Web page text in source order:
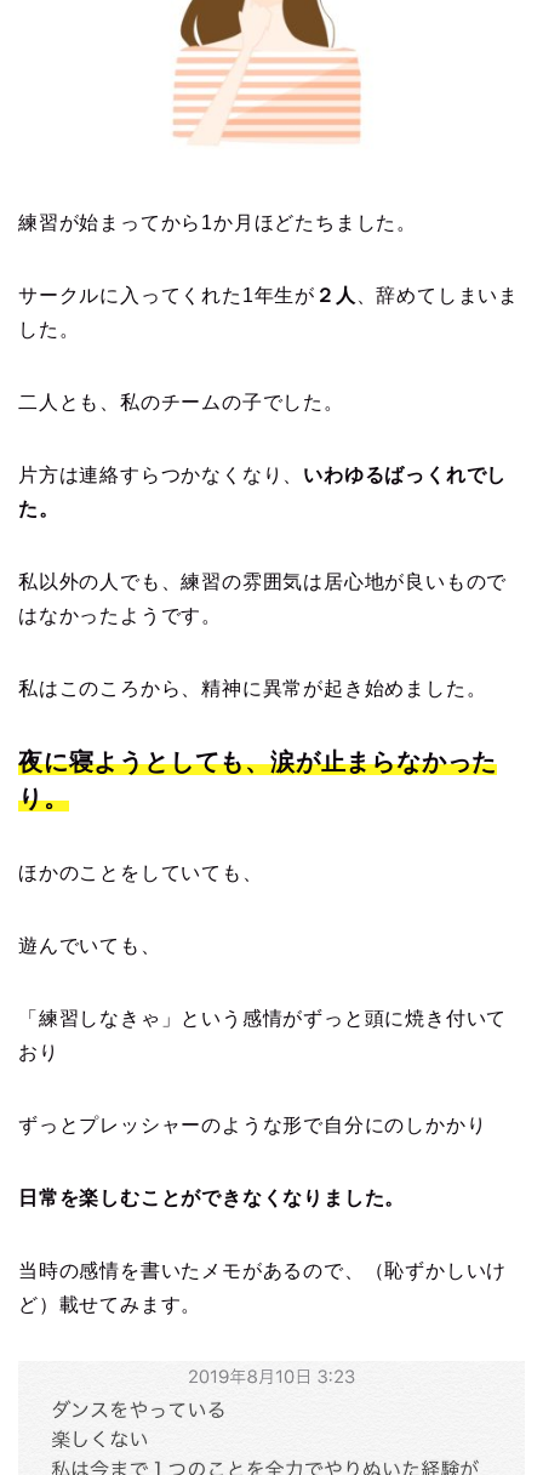
練習が始まってから1か月ほどたちました。
サークルに入ってくれた1年生が ２人
、辞めてしまいま
した。
二人とも、私のチームの子でした。
片方は連絡すらつかなくなり、 いわゆるばっくれでし
た。
私以外の人でも、練習の雰囲気は居心地が良いもので
はなかったようです。
私はこのころから、精神に異常が起き始めました。
夜に寝ようとしても、涙が止まらなかった
り。
ほかのことをしていても、
遊んでいても、
「練習しなきゃ」という感情がずっと頭に焼き付いて
おり
ずっとプレッシャーのような形で自分にのしかかり
日常を楽しむことができなくなりました。
当時の感情を書いたメモがあるので、（恥ずかしいけ
ど）載せてみます。